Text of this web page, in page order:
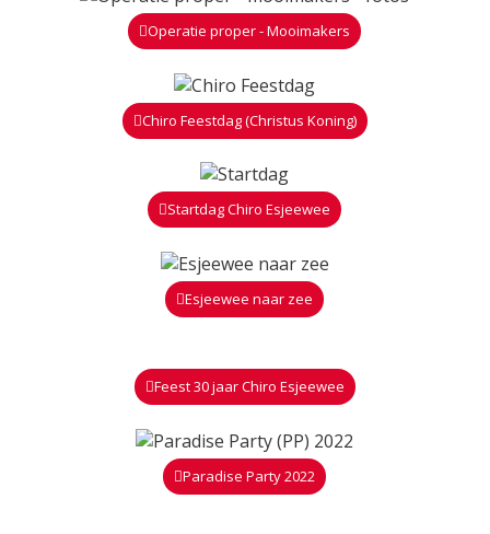
Operatie proper - Mooimakers
Chiro Feestdag (Christus Koning)
Startdag Chiro Esjeewee
Esjeewee naar zee
Feest 30 jaar Chiro Esjeewee
Paradise Party 2022